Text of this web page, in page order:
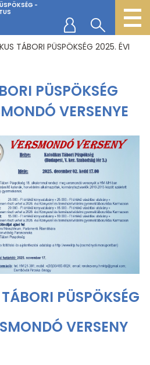
-
TÁBORI PÜSPÖKSÉG 2025. ÉVI
PÜSPÖKSÉG
VERSENYE
PÜSPÖKSÉG
VERSENY